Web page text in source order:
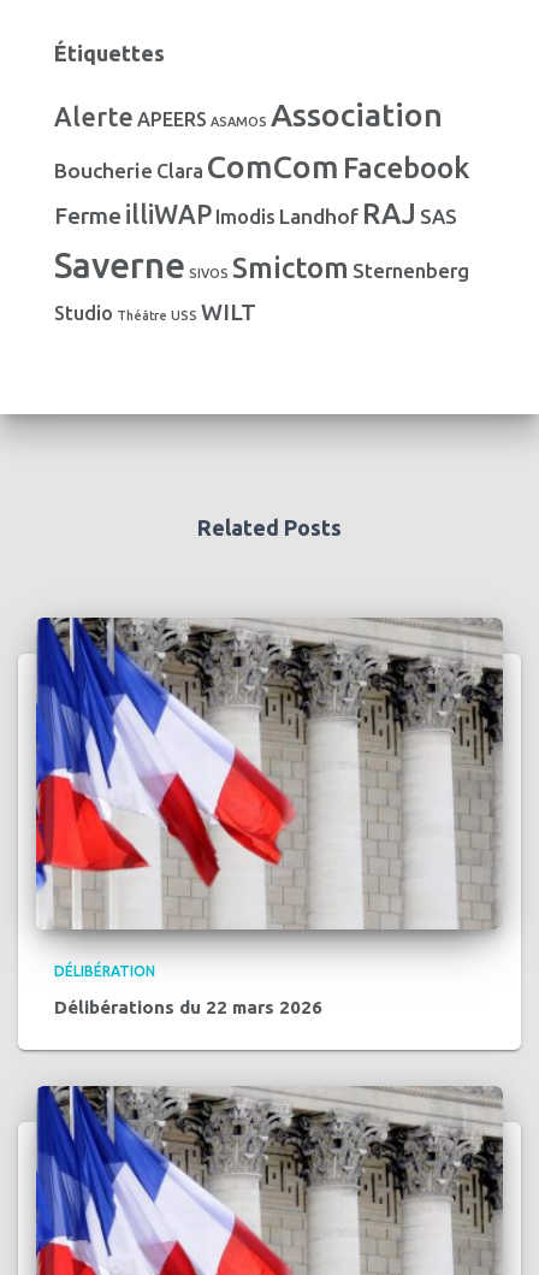
é
g
r
e
Étiquettes
Alerte APEERS ASAMOS Association
Boucherie Clara ComCom Facebook
Ferme illiWAP Imodis Landhof RAJ SAS
Saverne SIVOS Smictom Sternenberg
Studio Théâtre USS WILT
Related Posts
DÉLIBÉRATION
Délibérations du 22 mars 2026